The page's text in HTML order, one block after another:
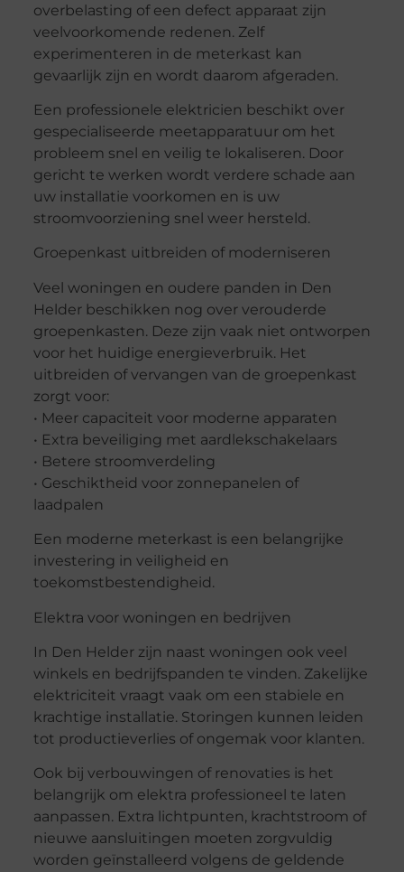
overbelasting of een defect apparaat zijn
veelvoorkomende redenen. Zelf
experimenteren in de meterkast kan
gevaarlijk zijn en wordt daarom afgeraden.
Een professionele elektricien beschikt over
gespecialiseerde meetapparatuur om het
probleem snel en veilig te lokaliseren. Door
gericht te werken wordt verdere schade aan
uw installatie voorkomen en is uw
stroomvoorziening snel weer hersteld.
Groepenkast uitbreiden of moderniseren
Veel woningen en oudere panden in Den
Helder beschikken nog over verouderde
groepenkasten. Deze zijn vaak niet ontworpen
voor het huidige energieverbruik. Het
uitbreiden of vervangen van de groepenkast
zorgt voor:
• Meer capaciteit voor moderne apparaten
• Extra beveiliging met aardlekschakelaars
• Betere stroomverdeling
• Geschiktheid voor zonnepanelen of
laadpalen
Een moderne meterkast is een belangrijke
investering in veiligheid en
toekomstbestendigheid.
Elektra voor woningen en bedrijven
In Den Helder zijn naast woningen ook veel
winkels en bedrijfspanden te vinden. Zakelijke
elektriciteit vraagt vaak om een stabiele en
krachtige installatie. Storingen kunnen leiden
tot productieverlies of ongemak voor klanten.
Ook bij verbouwingen of renovaties is het
belangrijk om elektra professioneel te laten
aanpassen. Extra lichtpunten, krachtstroom of
nieuwe aansluitingen moeten zorgvuldig
worden geïnstalleerd volgens de geldende